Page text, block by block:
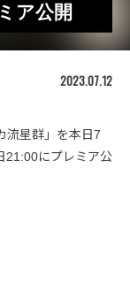
ア公開
2023.07.12
流星群」を本日7
21:00にプレミア公